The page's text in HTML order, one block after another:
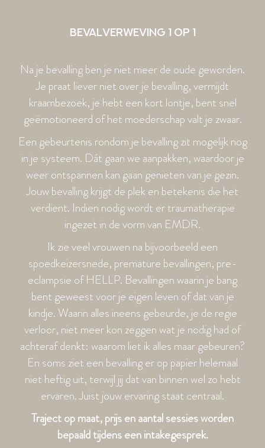
Bevalverweving 1 op 1
Na je bevalling ben je niet meer de oude geworden.
Je praat liever niet over je bevalling, vermijdt
kraambezoek, je hebt een kort lontje, bent snel
geëmotioneerd of het moederschap valt je zwaar.
Een gebeurtenis rondom je bevalling zit mogelijk nog
in je systeem. Dát gaan we aanpakken, waardoor je
weer ontspannen kan gaan genieten van je gezin.
Jouw bevalling krijgt de plek en betekenis die het
verdient. Indien nodig wordt er traumatherapie
ingezet in de vorm van EMDR.
Ik zie veel vrouwen na bijvoorbeeld een
spoedkeizersnede, premature bevallingen, pre-
eclampsie of HELLP. Bevallingen waarin je bang
bent geweest voor je eigen leven of dat van je
kindje. Waarin alles ineens gebeurde, je de regie
verloor, niet meer kon zeggen wat je nodig had of
achteraf denkt: waarom liet ik alles maar gebeuren?
En soms ziet een bevalling er op papier helemaal
niet heftig uit, terwijl jij dat van binnen wel zo hebt
ervaren. Juist jouw ervaring staat centraal.
Traject op maat, prijs en aantal sessies worden
bepaald tijdens een intakegesprek.